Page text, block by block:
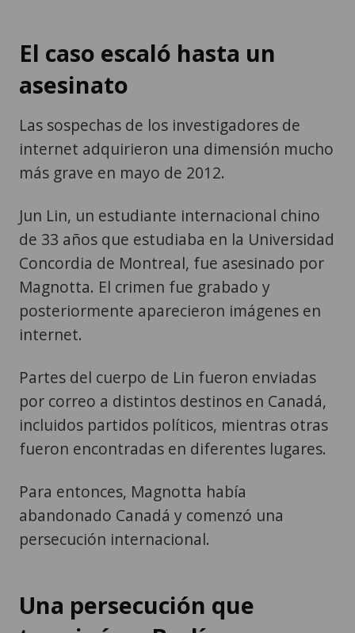
El caso escaló hasta un
asesinato
Las sospechas de los investigadores de
internet adquirieron una dimensión mucho
más grave en mayo de 2012.
Jun Lin, un estudiante internacional chino
de 33 años que estudiaba en la Universidad
Concordia de Montreal, fue asesinado por
Magnotta. El crimen fue grabado y
posteriormente aparecieron imágenes en
internet.
Partes del cuerpo de Lin fueron enviadas
por correo a distintos destinos en Canadá,
incluidos partidos políticos, mientras otras
fueron encontradas en diferentes lugares.
Para entonces, Magnotta había
abandonado Canadá y comenzó una
persecución internacional.
Una persecución que